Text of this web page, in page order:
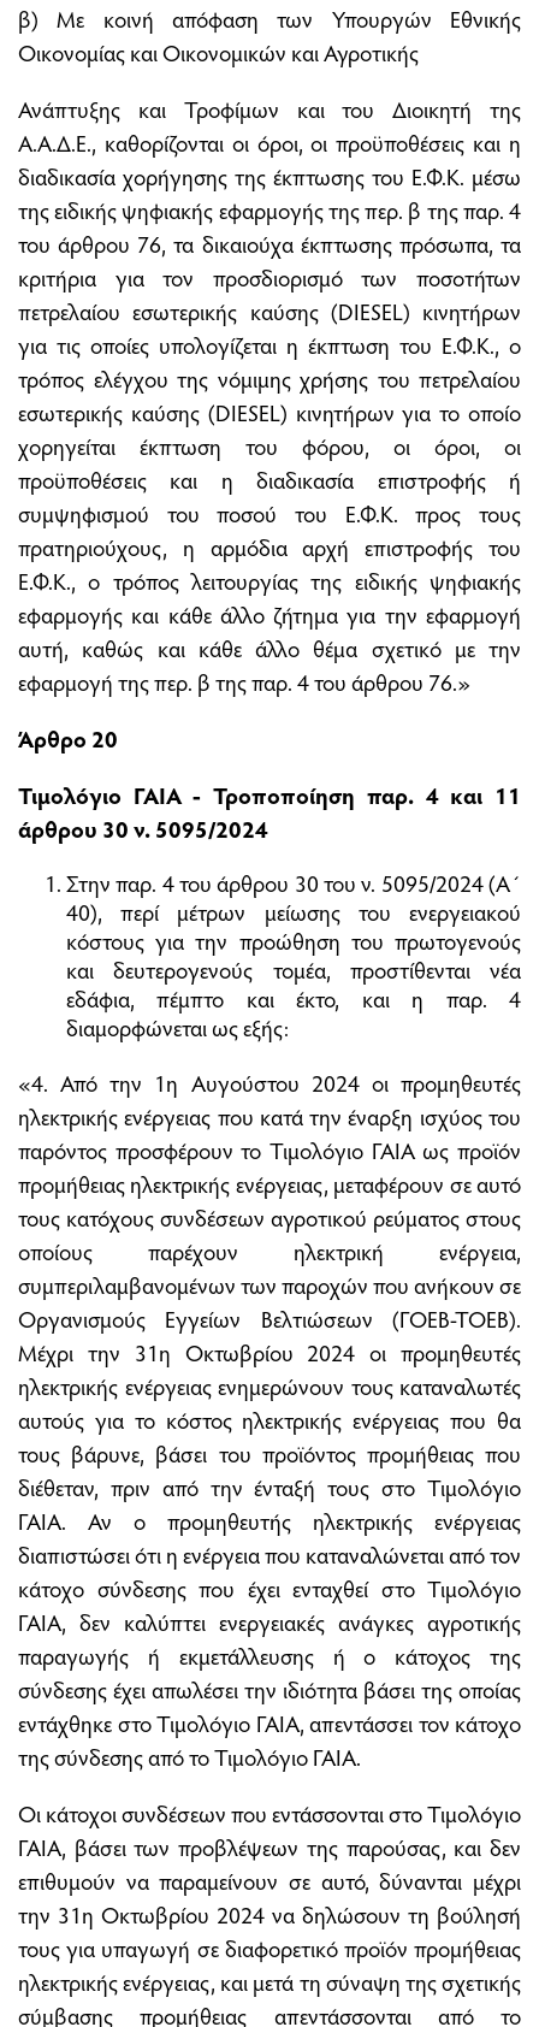
β) Με κοινή απόφαση των Υπουργών Εθνικής
Οικονομίας και Οικονομικών και Αγροτικής
Ανάπτυξης και Τροφίμων και του Διοικητή της
Α.Α.Δ.Ε., καθορίζονται οι όροι, οι προϋποθέσεις και η
διαδικασία χορήγησης της έκπτωσης του Ε.Φ.Κ. μέσω
της ειδικής ψηφιακής εφαρμογής της περ. β της παρ. 4
του άρθρου 76, τα δικαιούχα έκπτωσης πρόσωπα, τα
κριτήρια για τον προσδιορισμό των ποσοτήτων
πετρελαίου εσωτερικής καύσης (DIESEL) κινητήρων
για τις οποίες υπολογίζεται η έκπτωση του Ε.Φ.Κ., ο
τρόπος ελέγχου της νόμιμης χρήσης του πετρελαίου
εσωτερικής καύσης (DIESEL) κινητήρων για το οποίο
χορηγείται έκπτωση του φόρου, οι όροι, οι
προϋποθέσεις και η διαδικασία επιστροφής ή
συμψηφισμού του ποσού του Ε.Φ.Κ. προς τους
πρατηριούχους, η αρμόδια αρχή επιστροφής του
Ε.Φ.Κ., ο τρόπος λειτουργίας της ειδικής ψηφιακής
εφαρμογής και κάθε άλλο ζήτημα για την εφαρμογή
αυτή, καθώς και κάθε άλλο θέμα σχετικό με την
εφαρμογή της περ. β της παρ. 4 του άρθρου 76.»
Άρθρο 20
Τιμολόγιο ΓΑΙΑ - Τροποποίηση παρ. 4 και 11
άρθρου 30 ν. 5095/2024
Στην παρ. 4 του άρθρου 30 του ν. 5095/2024 (Α΄
40), περί μέτρων μείωσης του ενεργειακού
κόστους για την προώθηση του πρωτογενούς
και δευτερογενούς τομέα, προστίθενται νέα
εδάφια, πέμπτο και έκτο, και η παρ. 4
διαμορφώνεται ως εξής:
«4. Από την 1η Αυγούστου 2024 οι προμηθευτές
ηλεκτρικής ενέργειας που κατά την έναρξη ισχύος του
παρόντος προσφέρουν το Τιμολόγιο ΓΑΙΑ ως προϊόν
προμήθειας ηλεκτρικής ενέργειας, μεταφέρουν σε αυτό
τους κατόχους συνδέσεων αγροτικού ρεύματος στους
οποίους παρέχουν ηλεκτρική ενέργεια,
συμπεριλαμβανομένων των παροχών που ανήκουν σε
Οργανισμούς Εγγείων Βελτιώσεων (ΓΟΕΒ-ΤΟΕΒ).
Μέχρι την 31η Οκτωβρίου 2024 οι προμηθευτές
ηλεκτρικής ενέργειας ενημερώνουν τους καταναλωτές
αυτούς για το κόστος ηλεκτρικής ενέργειας που θα
τους βάρυνε, βάσει του προϊόντος προμήθειας που
διέθεταν, πριν από την ένταξή τους στο Τιμολόγιο
ΓΑΙΑ. Αν ο προμηθευτής ηλεκτρικής ενέργειας
διαπιστώσει ότι η ενέργεια που καταναλώνεται από τον
κάτοχο σύνδεσης που έχει ενταχθεί στο Τιμολόγιο
ΓΑΙΑ, δεν καλύπτει ενεργειακές ανάγκες αγροτικής
παραγωγής ή εκμετάλλευσης ή ο κάτοχος της
σύνδεσης έχει απωλέσει την ιδιότητα βάσει της οποίας
εντάχθηκε στο Τιμολόγιο ΓΑΙΑ, απεντάσσει τον κάτοχο
της σύνδεσης από το Τιμολόγιο ΓΑΙΑ.
Οι κάτοχοι συνδέσεων που εντάσσονται στο Τιμολόγιο
ΓΑΙΑ, βάσει των προβλέψεων της παρούσας, και δεν
επιθυμούν να παραμείνουν σε αυτό, δύνανται μέχρι
την 31η Οκτωβρίου 2024 να δηλώσουν τη βούλησή
τους για υπαγωγή σε διαφορετικό προϊόν προμήθειας
ηλεκτρικής ενέργειας, και μετά τη σύναψη της σχετικής
σύμβασης προμήθειας απεντάσσονται από το